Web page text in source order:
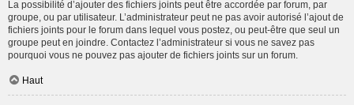
La possibilité d’ajouter des fichiers joints peut être accordée par forum, par
groupe, ou par utilisateur. L’administrateur peut ne pas avoir autorisé l’ajout de
fichiers joints pour le forum dans lequel vous postez, ou peut-être que seul un
groupe peut en joindre. Contactez l’administrateur si vous ne savez pas
pourquoi vous ne pouvez pas ajouter de fichiers joints sur un forum.
Haut